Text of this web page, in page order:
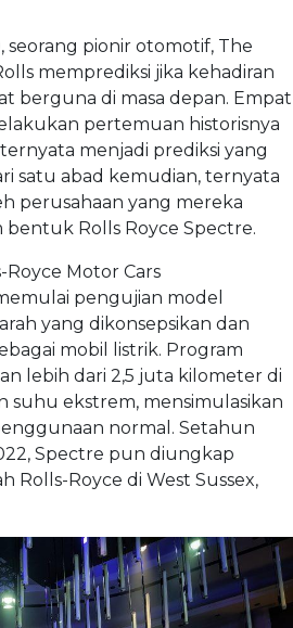
seorang pionir otomotif, The
memprediksi jika kehadiran
berguna di masa depan. Empat
pertemuan historisnya
menjadi prediksi yang
satu abad kemudian, ternyata
perusahaan yang mereka
bentuk Rolls Royce Spectre.
Royce Motor Cars
pengujian model
yang dikonsepsikan dan
mobil listrik. Program
lebih dari 2,5 juta kilometer di
suhu ekstrem, mensimulasikan
normal. Setahun
Spectre pun diungkap
Rolls-Royce di West Sussex,